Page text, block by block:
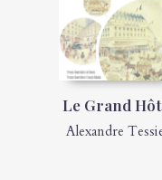
Le Grand
Alexandre